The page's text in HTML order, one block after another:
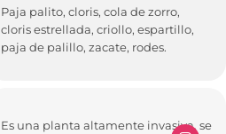
Paja palito, cloris, cola de zorro,
cloris estrellada, criollo, espartillo,
paja de palillo, zacate, rodes.
Es una planta altamente invasiva, se